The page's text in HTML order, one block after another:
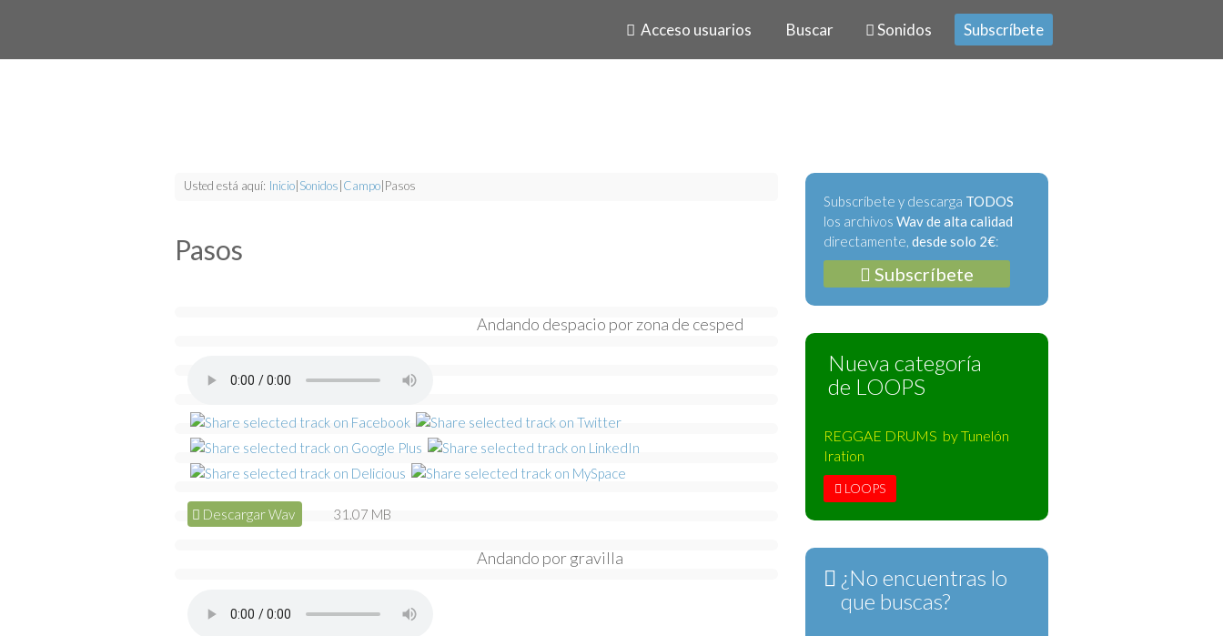
Acceso usuarios Buscar Sonidos Subscríbete
Usted está aquí: Inicio Sonidos Campo Pasos
Pasos
Andando despacio por zona de cesped
Descargar Wav 31.07 MB
Andando por gravilla
Subscríbete y descarga TODOS
los archivos Wav de alta calidad
directamente, desde solo 2€:
Subscríbete
Nueva categoría
de LOOPS
REGGAE DRUMS by Tunelón
Iration
LOOPS
¿No encuentras lo
que buscas?